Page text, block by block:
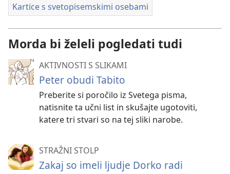
Kartice s svetopisemskimi osebami
Morda bi želeli pogledati tudi
AKTIVNOSTI S SLIKAMI
Peter obudi Tabito
Preberite si poročilo iz Svetega pisma,
natisnite ta učni list in skušajte ugotoviti,
katere tri stvari so na tej sliki narobe.
STRAŽNI STOLP
Zakaj so imeli ljudje Dorko radi